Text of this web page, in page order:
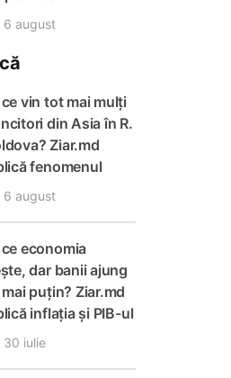
6 august
vin tot mai mulți
din Asia în R.
Ziar.md
fenomenul
6 august
economia
dar banii ajung
puțin? Ziar.md
inflația și PIB-ul
30 iulie